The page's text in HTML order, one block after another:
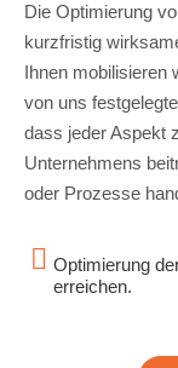
Die Optimierung
kurzfristig
Ihnen mobilisieren
von uns
dass jeder Aspekt
Unternehmens
oder Prozesse
Optimierung
erreichen.